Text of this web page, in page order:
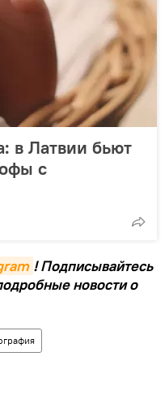
в Латвии бьют
с
! Подписывайтесь
новости о